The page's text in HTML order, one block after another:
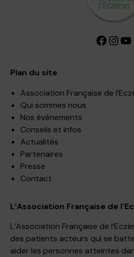
Facebook InstagramYouTube
Plan du site
Association Française de
Qui sommes nous
Nos événements
Conseils et infos
Actualités
Partenaires
Presse
Contact
L’Association Française de
L’Association Française de
des patients acteurs qui se
aider les personnes atteintes